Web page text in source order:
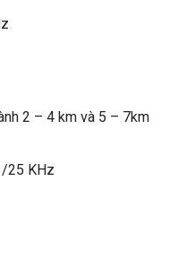
2 – 4 km và 5 – 7km
25 KHz